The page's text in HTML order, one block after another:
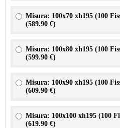
Misura: 100x70 xh195 (100
(589.90 €)
Misura: 100x80 xh195 (100
(599.90 €)
Misura: 100x90 xh195 (100
(609.90 €)
Misura: 100x100 xh195 (100
(619.90 €)